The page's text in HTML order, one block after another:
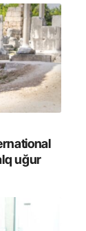
uğur